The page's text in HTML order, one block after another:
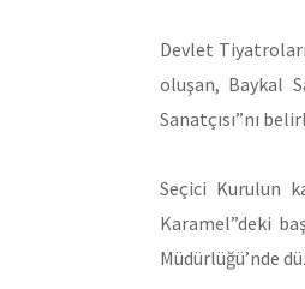
Devlet
oluşan, Baykal
Sanatçısı”nı
Seçici Kurulun
Karamel”deki
Müdürlüğü’nde